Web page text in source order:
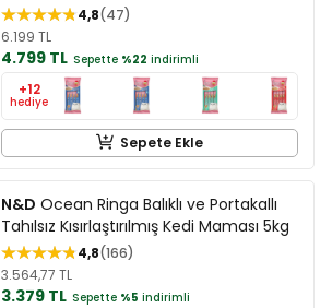
4,8 47
6.199 TL
4.799 TL Sepette %22 indirimli
+12
hediye
Sepete Ekle
N&D Ocean Ringa Balıklı ve Portakallı
Tahılsız Kısırlaştırılmış Kedi Maması 5kg
4,8 166
3.564,77 TL
3.379 TL Sepette %5 indirimli